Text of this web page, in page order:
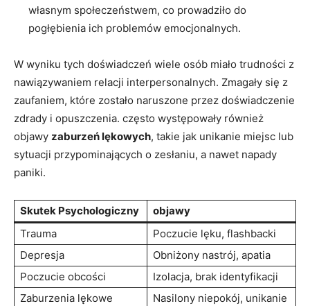
własnym społeczeństwem, co prowadziło do
pogłębienia ich problemów emocjonalnych.
W wyniku tych doświadczeń wiele osób miało trudności z
nawiązywaniem relacji interpersonalnych. Zmagały się z
zaufaniem, które zostało naruszone przez doświadczenie
zdrady i opuszczenia. często występowały również
objawy zaburzeń lękowych, takie jak unikanie miejsc lub
sytuacji przypominających o zesłaniu, a nawet napady
paniki.
Skutek Psychologiczny
objawy
Trauma
Poczucie lęku, flashbacki
Depresja
Obniżony nastrój, apatia
Poczucie obcości
Izolacja, brak identyfikacji
Zaburzenia lękowe
Nasilony niepokój, unikanie